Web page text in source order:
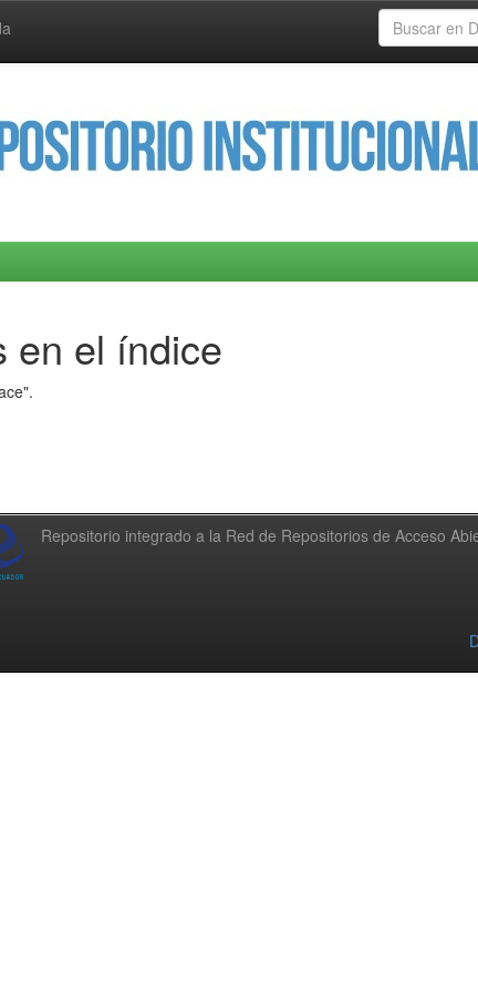
en el índice
Repositorio integrado a la Red de Repositorios de Acceso